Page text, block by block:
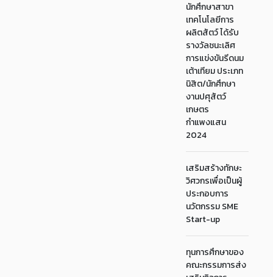
นักศึกษาสาขา
เทคโนโลยีการ
ผลิตสัตว์ ได้รับ
รางวัลชนะเลิศ
การแข่งขันรีดนม
เต้าเทียม ประเภท
นิสิต/นักศึกษา
งานปศุสัตว์
เกษตร
กำแพงแสน
2024
เสริมสร้างทักษะ
วิศวกรเพื่อเป็นผู้
ประกอบการ
นวัตกรรม SME
Start-up
ทุนการศึกษาของ
คณะกรรมการส่ง